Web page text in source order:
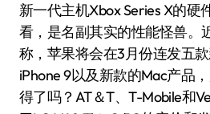
新一代主机Xbox Series X的硬
看，是名副其实的性能怪兽。
称，苹果将会在3月份连发五
iPhone 9以及新款的Mac产品
得了吗？AT＆T、T-Mobile和